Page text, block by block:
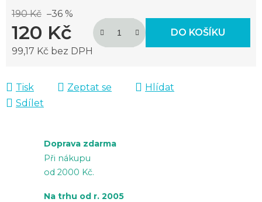
190 Kč –36 %
120 Kč
99,17 Kč bez DPH
DO KOŠÍKU
Tisk Zeptat se
Hlídat
Sdílet
Doprava zdarma
Při nákupu
od 2000 Kč.
Na trhu od r. 2005